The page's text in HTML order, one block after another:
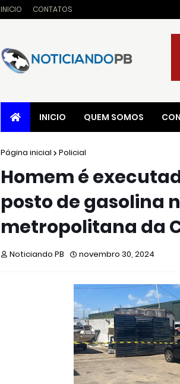
INICIO CONTATOS
INICIO QUEM SOMOS
Página inicial Policial
Homem é
posto de gasolina
metropolitana da
Noticiando PB novembro 30, 2024